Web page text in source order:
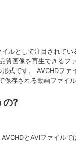
ルとして注目されて
質画像を再生できる
式です。 AVCHDフ
保存される動画ファイ
の?
とAVIファイル